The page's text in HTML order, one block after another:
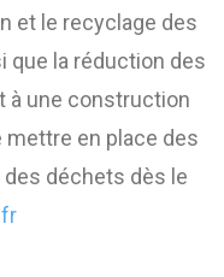
et le recyclage des
que la réduction des
à une construction
mettre en place des
déchets dès le